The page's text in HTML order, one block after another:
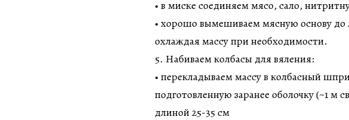
• в миске соединяем мясо, сало,
• хорошо вымешиваем мясную основу до
охлаждая массу при необходимости.
5. Набиваем колбасы для вяления:
• перекладываем массу в колбасный
подготовленную заранее оболочку (~1
длиной 25-35 см